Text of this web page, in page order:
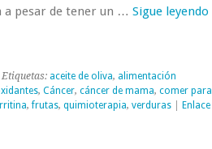
a pesar de tener un … Sigue leyendo
aceite de oliva, alimentación
, Cáncer, cáncer de mama, comer para
,frutas, quimioterapia, verduras| Enlace